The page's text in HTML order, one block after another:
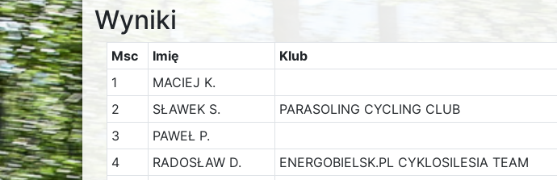
Wyniki
Msc Imię Klub
1
MACIEJ K.
2
SŁAWEK S. PARASOLING CYCLING CLUB
3
PAWEŁ P.
4
RADOSŁAW D. ENERGOBIELSK.PL CYKLOSILESIA TEAM